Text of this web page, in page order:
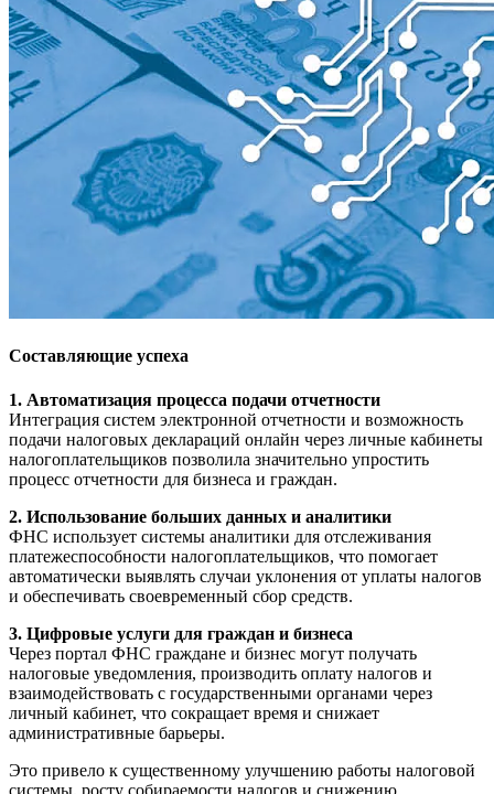
Составляющие успеха
1. Автоматизация процесса подачи отчетности
Интеграция систем электронной отчетности и возможность
подачи налоговых деклараций онлайн через личные кабинеты
налогоплательщиков позволила значительно упростить
процесс отчетности для бизнеса и граждан.
2. Использование больших данных и аналитики
ФНС использует системы аналитики для отслеживания
платежеспособности налогоплательщиков, что помогает
автоматически выявлять случаи уклонения от уплаты налогов
и обеспечивать своевременный сбор средств.
3. Цифровые услуги для граждан и бизнеса
Через портал ФНС граждане и бизнес могут получать
налоговые уведомления, производить оплату налогов и
взаимодействовать с государственными органами через
личный кабинет, что сокращает время и снижает
административные барьеры.
Это привело к существенному улучшению работы налоговой
системы, росту собираемости налогов и снижению